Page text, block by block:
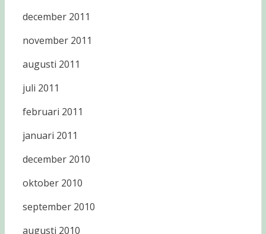
december 2011
november 2011
augusti 2011
juli 2011
februari 2011
januari 2011
december 2010
oktober 2010
september 2010
augusti 2010